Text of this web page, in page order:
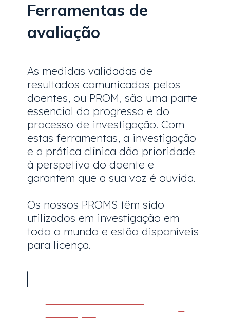
Ferramentas de
avaliação
As medidas validadas de
resultados comunicados pelos
doentes, ou PROM, são uma parte
essencial do progresso e do
processo de investigação. Com
estas ferramentas, a investigação
e a prática clínica dão prioridade
à perspetiva do doente e
garantem que a sua voz é ouvida.
Os nossos PROMS têm sido
utilizados em investigação em
todo o mundo e estão disponíveis
para licença.